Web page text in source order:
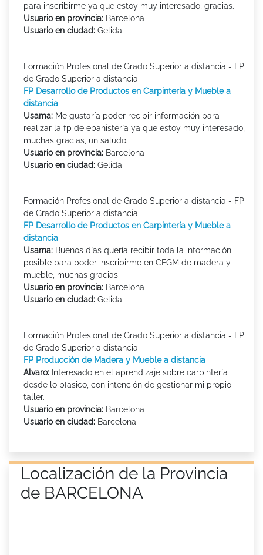
para inscribirme ya que estoy muy interesado, gracias.
Usuario en provincia: Barcelona
Usuario en ciudad: Gelida
Formación Profesional de Grado Superior a distancia - FP
de Grado Superior a distancia
FP Desarrollo de Productos en Carpintería y Mueble a
distancia
Usama: Me gustaría poder recibir información para
realizar la fp de ebanistería ya que estoy muy interesado,
muchas gracias, un saludo.
Usuario en provincia: Barcelona
Usuario en ciudad: Gelida
Formación Profesional de Grado Superior a distancia - FP
de Grado Superior a distancia
FP Desarrollo de Productos en Carpintería y Mueble a
distancia
Usama: Buenos días quería recibir toda la información
posible para poder inscribirme en CFGM de madera y
mueble, muchas gracias
Usuario en provincia: Barcelona
Usuario en ciudad: Gelida
Formación Profesional de Grado Superior a distancia - FP
de Grado Superior a distancia
FP Producción de Madera y Mueble a distancia
Alvaro: Interesado en el aprendizaje sobre carpintería
desde lo b[asico, con intención de gestionar mi propio
taller.
Usuario en provincia: Barcelona
Usuario en ciudad: Barcelona
Localización de la Provincia
de BARCELONA